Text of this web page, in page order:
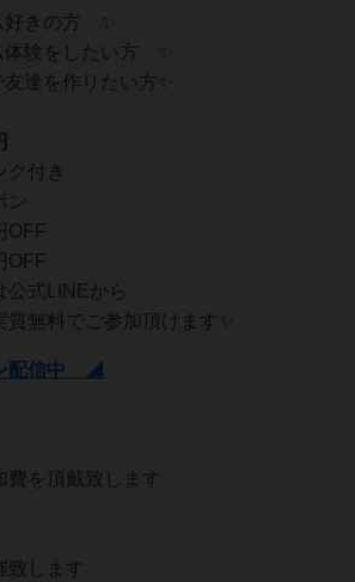
きの方 ✨
験をしたい方 ✨
達を作りたい方✨
付き
ン
OFF
OFF
公式LINEから
無料でご参加頂けます✨
配信中 ◢
を頂戴致します
します